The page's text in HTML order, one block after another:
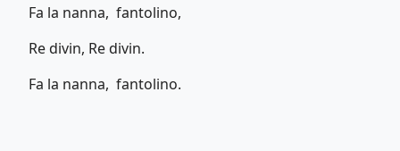
Fa la nanna, fantolino,
Re divin, Re divin.
Fa la nanna, fantolino.